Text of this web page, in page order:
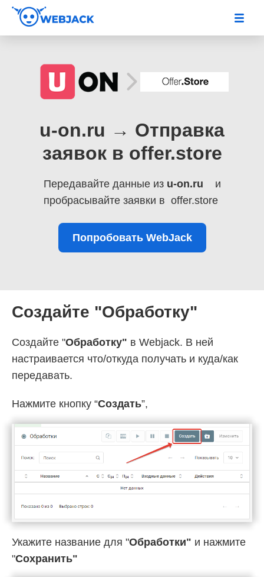
u-on.ru → Отправка
заявок в offer.store
Передавайте данные из u-on.ru
и
пробрасывайте заявки в offer.store
Попробовать WebJack
Создайте "Обработку"
Создайте "Обработку" в Webjack. В ней
настраивается что/откуда получать и куда/как
передавать.
Нажмите кнопку “Создать”,
Укажите название для "Обработки" и нажмите
"Cохранить"